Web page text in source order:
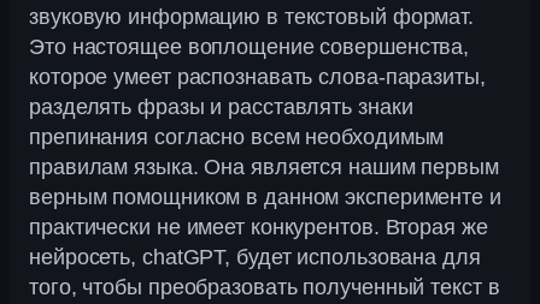
звуковую информацию в текстовый формат.
Это настоящее воплощение совершенства,
которое умеет распознавать слова-паразиты,
разделять фразы и расставлять знаки
препинания согласно всем необходимым
правилам языка. Она является нашим первым
верным помощником в данном эксперименте и
практически не имеет конкурентов. Вторая же
нейросеть, chatGPT, будет использована для
того, чтобы преобразовать полученный текст в